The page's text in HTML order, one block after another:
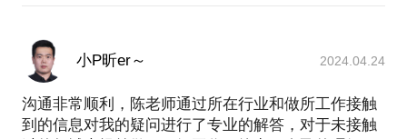
小P昕er～ 2024.04.24
沟通非常顺利，陈老师通过所在行业和做所工作接触
到的信息对我的疑问进行了专业的解答，对于未接触